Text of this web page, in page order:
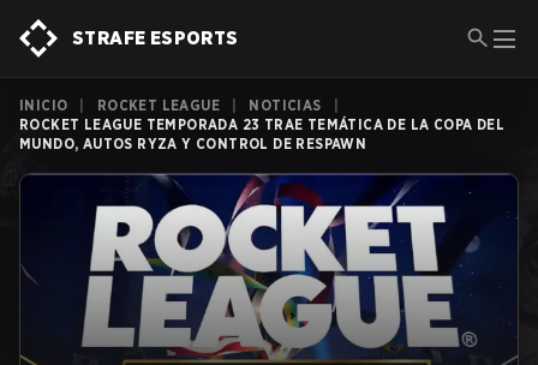
STRAFE ESPORTS
INICIO ROCKET LEAGUE NOTICIAS
ROCKET LEAGUE TEMPORADA 23 TRAE TEMÁTICA DE LA COPA DEL
MUNDO, AUTOS RYZA Y CONTROL DE RESPAWN